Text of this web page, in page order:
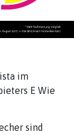
im
E Wie
sind